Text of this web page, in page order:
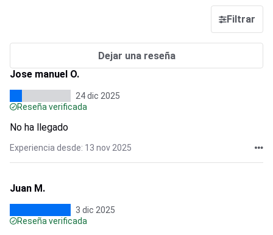
Filtrar
Dejar una reseña
Jose manuel O.
24 dic 2025
Reseña verificada
No ha llegado
Experiencia desde: 13 nov 2025
Juan M.
3 dic 2025
Reseña verificada